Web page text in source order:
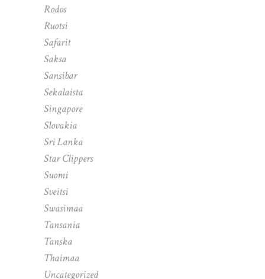
Rodos
Ruotsi
Safarit
Saksa
Sansibar
Sekalaista
Singapore
Slovakia
Sri Lanka
Star Clippers
Suomi
Sveitsi
Swasimaa
Tansania
Tanska
Thaimaa
Uncategorized